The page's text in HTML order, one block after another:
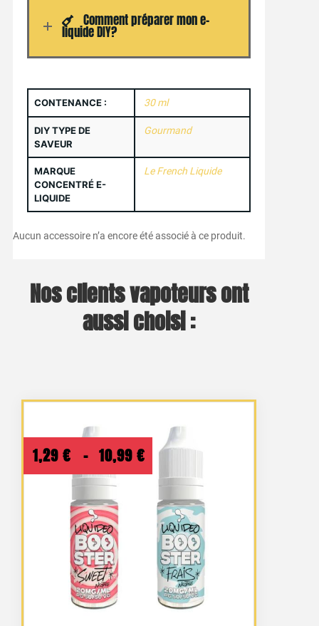
Comment préparer mon e-
liquide DIY?
CONTENANCE : 30 ml
DIY TYPE DE
SAVEUR
Gourmand
MARQUE
CONCENTRÉ E-
LIQUIDE
Le French Liquide
Aucun accessoire n’a encore été associé à ce produit.
Nos clients vapoteurs ont
aussi choisi :
1,29 € – 10,99 €
Plage
de
prix :
1,29 €
10,99 €